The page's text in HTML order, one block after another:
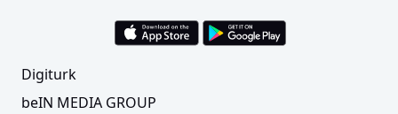
Digiturk
beIN MEDIA GROUP